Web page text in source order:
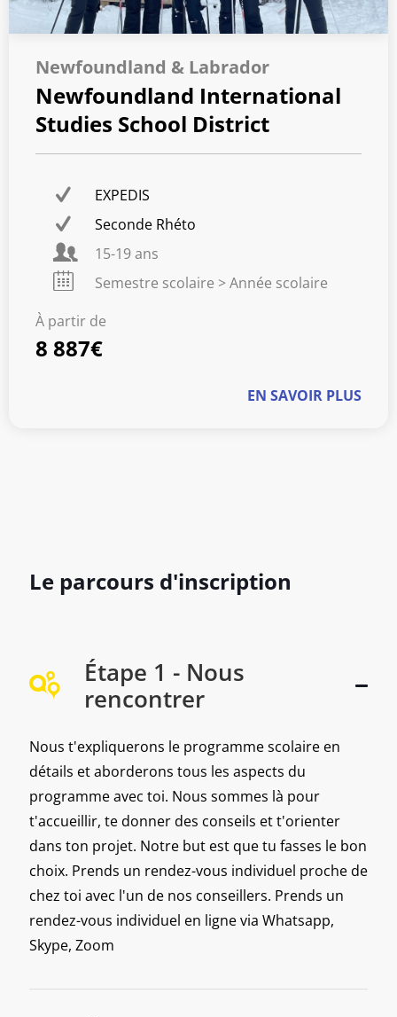
Newfoundland & Labrador
Newfoundland International
Studies School District
EXPEDIS
Seconde Rhéto
15-19 ans
Semestre scolaire > Année scolaire
À partir de
8 887€
EN SAVOIR PLUS
Le parcours d'inscription
Étape 1 - Nous
rencontrer
Nous t'expliquerons le programme scolaire en
détails et aborderons tous les aspects du
programme avec toi. Nous sommes là pour
t'accueillir, te donner des conseils et t'orienter
dans ton projet. Notre but est que tu fasses le bon
choix. Prends un rendez-vous individuel proche de
chez toi avec l'un de nos conseillers. Prends un
rendez-vous individuel en ligne via Whatsapp,
Skype, Zoom